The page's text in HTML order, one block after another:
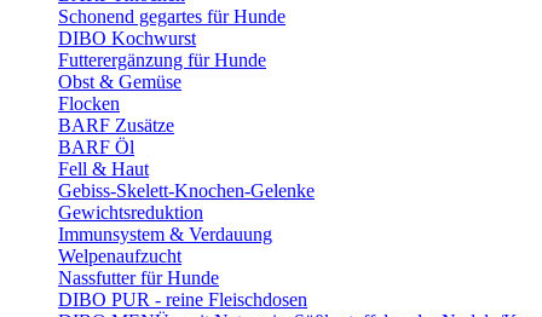
Schonend gegartes für Hunde
DIBO Kochwurst
Futterergänzung für Hunde
Obst & Gemüse
Flocken
BARF Zusätze
BARF Öl
Fell & Haut
Gebiss-Skelett-Knochen-Gelenke
Gewichtsreduktion
Immunsystem & Verdauung
Welpenaufzucht
Nassfutter für Hunde
DIBO PUR - reine Fleischdosen